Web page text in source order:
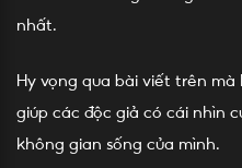
nhất.
Hy vọng qua bài viết trên mà
giúp các độc giả có cái nhìn
không gian sống của mình.